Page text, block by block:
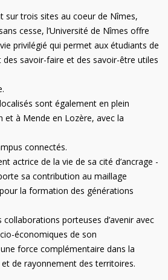
sur trois sites au coeur de Nîmes,
cesse, l’Université de Nîmes offre
privilégié qui permet aux étudiants de
savoir-faire et des savoir-être utiles
sont également en plein
et à Mende en Lozère, avec la
connectés.
actrice de la vie de sa cité d’ancrage -
sa contribution au maillage
la formation des générations
collaborations porteuses d’avenir avec
économiques de son
force complémentaire dans la
de rayonnement des territoires.